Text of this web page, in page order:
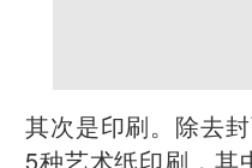
其次是印刷。除去
5种艺术纸印刷，其